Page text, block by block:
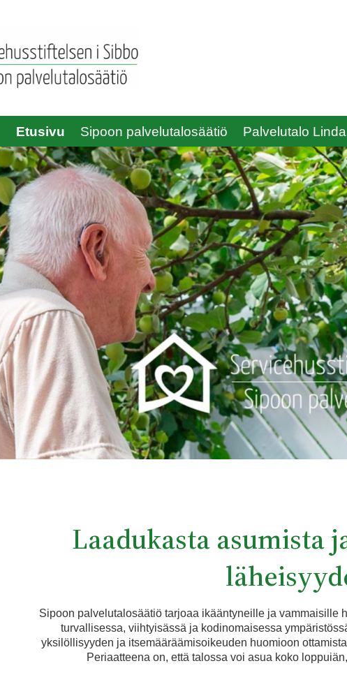
Etusivu Sipoon palvelutalosäätiö Palvelutalo Linda
Laadukasta asumista
Sipoon palvelutalosäätiö tarjoaa ikääntyneille ja vammaisille
turvallisessa, viihtyisässä ja kodinomaisessa
yksilöllisyyden ja itsemääräämisoikeuden huomioon
Periaatteena on, että talossa voi asua koko